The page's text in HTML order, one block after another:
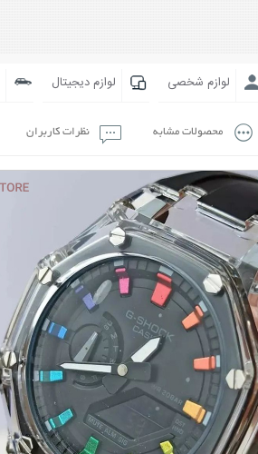
لوازم شخصی لوازم دیجیتال
محصولات مشابه نظرات کاربران